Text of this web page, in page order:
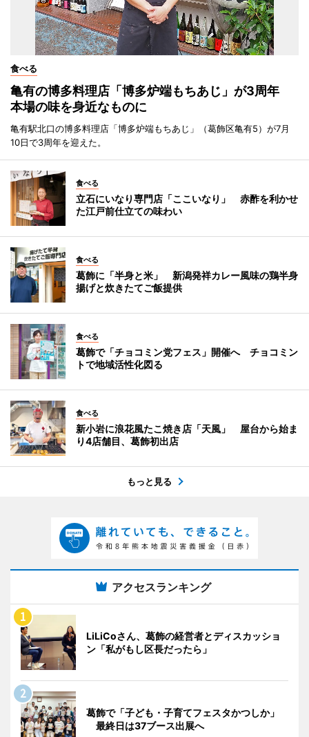
食べる
亀有の博多料理店「博多炉端もちあじ」が3周年
本場の味を身近なものに
亀有駅北口の博多料理店「博多炉端もちあじ」（葛飾区亀有5）が7月
10日で3周年を迎えた。
食べる
立石にいなり専門店「ここいなり」 赤酢を利かせ
た江戸前仕立ての味わい
食べる
葛飾に「半身と米」 新潟発祥カレー風味の鶏半身
揚げと炊きたてご飯提供
食べる
葛飾で「チョコミン党フェス」開催へ チョコミン
トで地域活性化図る
食べる
新小岩に浪花風たこ焼き店「天風」 屋台から始ま
り4店舗目、葛飾初出店
もっと見る
アクセスランキング
LiLiCoさん、葛飾の経営者とディスカッショ
ン「私がもし区長だったら」
葛飾で「子ども・子育てフェスタかつしか」
最終日は37ブース出展へ